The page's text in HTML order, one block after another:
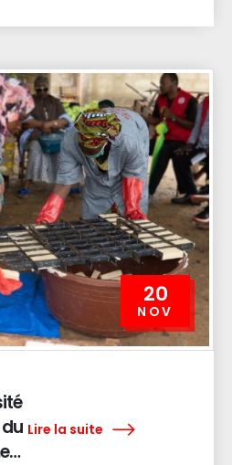
20
NOV
Lire la suite